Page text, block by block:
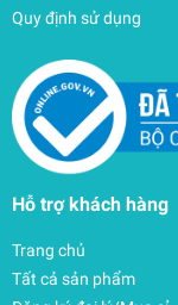
Quy định sử dụng
Hỗ trợ khách hàng
Trang chủ
Tất cả sản phẩm